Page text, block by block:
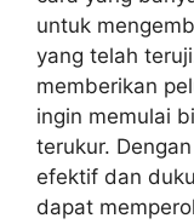
untuk
yang telah
memberikan
ingin memulai
terukur.
efektif dan
dapat